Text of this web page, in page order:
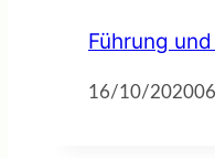
Führung
16/10/2020